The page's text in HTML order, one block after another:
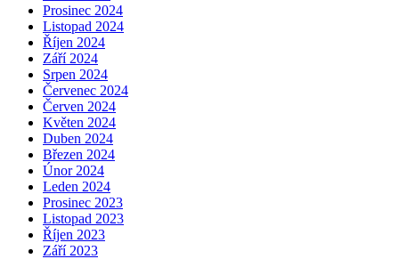
Prosinec 2024
Listopad 2024
Říjen 2024
Září 2024
Srpen 2024
Červenec 2024
Červen 2024
Květen 2024
Duben 2024
Březen 2024
Únor 2024
Leden 2024
Prosinec 2023
Listopad 2023
Říjen 2023
Září 2023